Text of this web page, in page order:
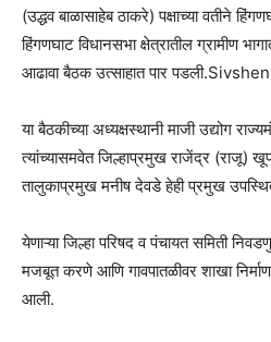
(उद्धव बाळासाहेब ठाकरे) पक्षाच्या वतीने
हिंगणघाट विधानसभा क्षेत्रातील ग्रामीण
आढावा बैठक उत्साहात पार
या बैठकीच्या अध्यक्षस्थानी माजी उद्योग
त्यांच्यासमवेत जिल्हाप्रमुख राजेंद्र (राजू)
तालुकाप्रमुख मनीष देवडे हेही प्रमुख
येणाऱ्या जिल्हा परिषद व पंचायत समिती
मजबूत करणे आणि गावपातळीवर शाखा
आली.